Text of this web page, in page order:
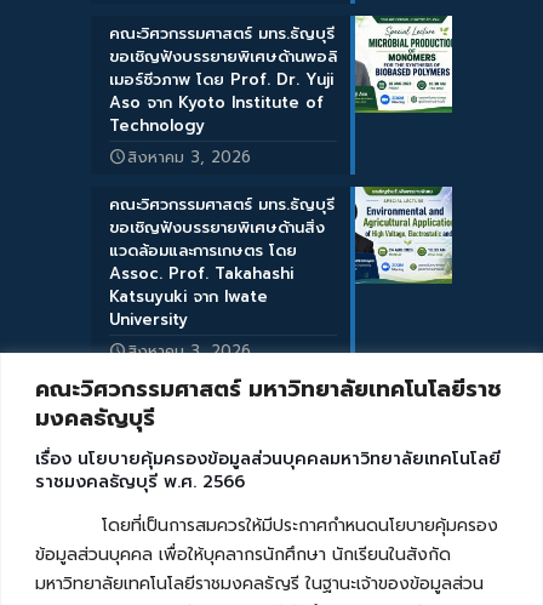
คณะวิศวกรรมศาสตร์ มหาวิทยาลัยเทคโนโลยีราช
มงคลธัญบุรี
เรื่อง นโยบายคุ้มครองข้อมูลส่วนบุคคลมหาวิทยาลัยเทคโนโลยี
ราชมงคลธัญบุรี พ.ศ. 2566
โดยที่เป็นการสมควรให้มีประกาศกำหนดนโยบายคุ้มครอง
ข้อมูลส่วนบุคคล เพื่อให้บุคลากรนักศึกษา นักเรียนในสังกัด
มหาวิทยาลัยเทคโนโลยีราชมงคลธัญรี ในฐานะเจ้าของข้อมูลส่วน
คณะวิศวกรรมศาสตร์ มทร.ธัญบุรี
ขอเชิญฟังบรรยายพิเศษด้านพอลิ
เมอร์ชีวภาพ โดย Prof. Dr. Yuji
Aso จาก Kyoto Institute of
Technology
สิงหาคม 3, 2026
คณะวิศวกรรมศาสตร์ มทร.ธัญบุรี
ขอเชิญฟังบรรยายพิเศษด้านสิ่ง
แวดล้อมและการเกษตร โดย
Assoc. Prof. Takahashi
Katsuyuki จาก Iwate
University
สิงหาคม 3, 2026